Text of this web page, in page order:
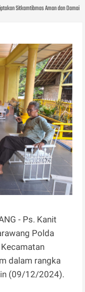
Sitkamtibmas Aman dan Damai
- Ps. Kanit
Polda
dalam rangka
(09/12/2024).